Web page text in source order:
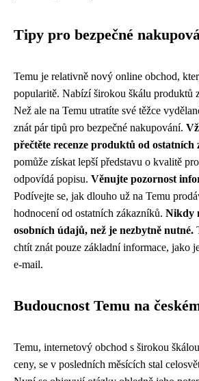
Tipy pro bezpečné
Temu je relativně nový online obchod,
popularitě. Nabízí širokou škálu produktů
Než ale na Temu utratíte své těžce
znát pár tipů pro bezpečné nakupování.
přečtěte recenze produktů od ostatních
pomůže získat lepší představu o kvalitě
odpovídá popisu. Věnujte pozornost
Podívejte se, jak dlouho už na Temu
hodnocení od ostatních zákazníků. Nikdy
osobních údajů, než je nezbytně nutné.
chtít znát pouze základní informace, jako
e-mail.
Budoucnost Temu na
Temu, internetový obchod s širokou
ceny, se v posledních měsících stal